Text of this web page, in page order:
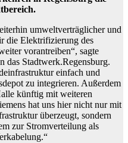
umweltverträglicher und
die Elektrifizierung des
vorantreiben“, sagte
das Stadtwerk.Regensburg.
einfach und
zu integrieren. Außerdem
künftig mit weiteren
hat uns hier nicht nur mit
überzeugt, sondern
zur Stromverteilung als